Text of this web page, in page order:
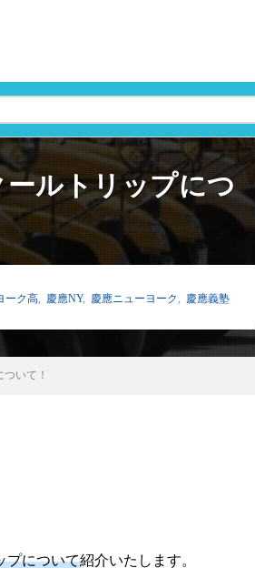
ルトリップにつ
ーク高 慶應NY, 慶應ニューヨーク
慶應義塾
いて！
プについて紹介いたします。